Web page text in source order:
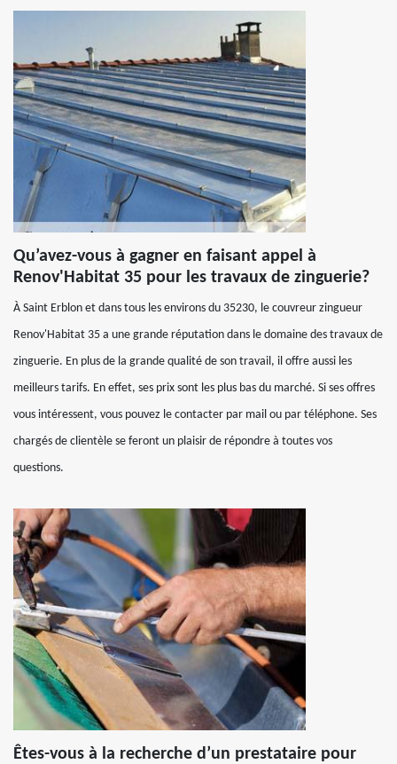
Qu’avez-vous à gagner en faisant appel à
Renov'Habitat 35 pour les travaux de zinguerie?
À Saint Erblon et dans tous les environs du 35230, le couvreur zingueur
Renov'Habitat 35 a une grande réputation dans le domaine des travaux de
zinguerie. En plus de la grande qualité de son travail, il offre aussi les
meilleurs tarifs. En effet, ses prix sont les plus bas du marché. Si ses offres
vous intéressent, vous pouvez le contacter par mail ou par téléphone. Ses
chargés de clientèle se feront un plaisir de répondre à toutes vos
questions.
Êtes-vous à la recherche d’un prestataire pour